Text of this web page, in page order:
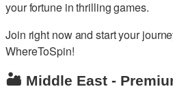
your fortune in thrilling games.
Join right now and start your
WhereToSpin!
🏜️ Middle East -